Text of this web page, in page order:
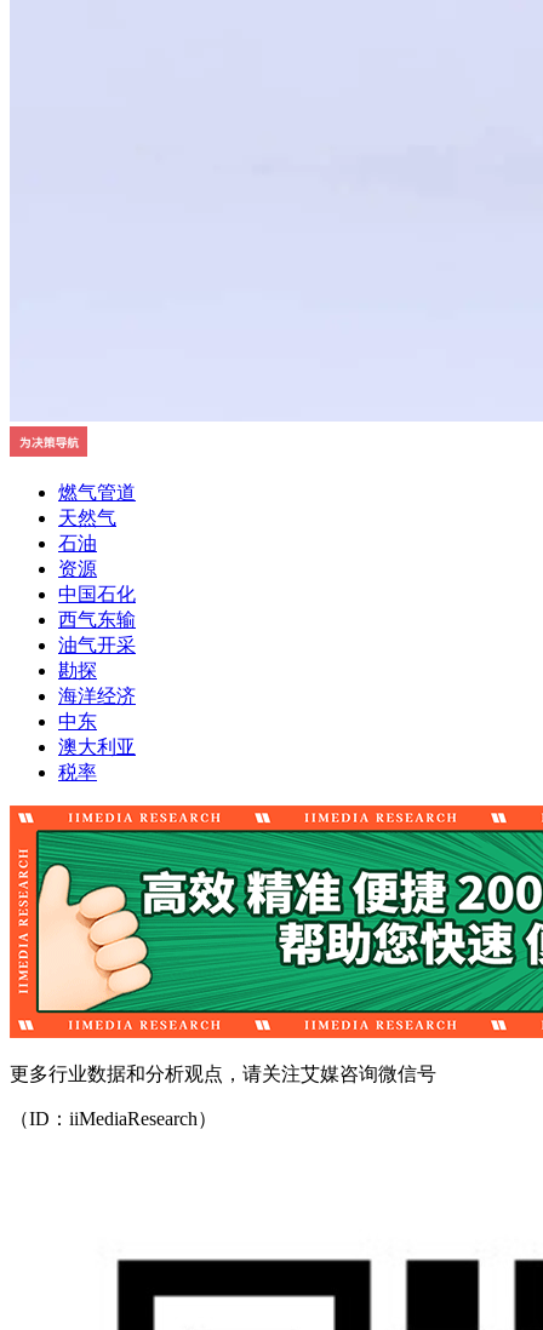
燃气管道
天然气
石油
资源
中国石化
西气东输
油气开采
勘探
海洋经济
中东
澳大利亚
税率
更多行业数据和分析观点，请关注艾媒咨询微信号
（ID：iiMediaResearch）